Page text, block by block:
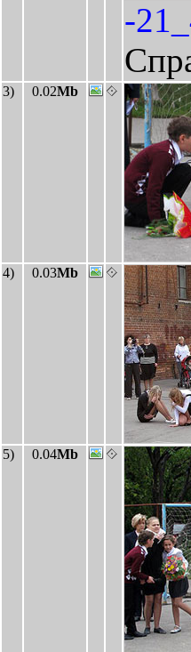
-
3) 0.02Mb
4) 0.03Mb
5) 0.04Mb